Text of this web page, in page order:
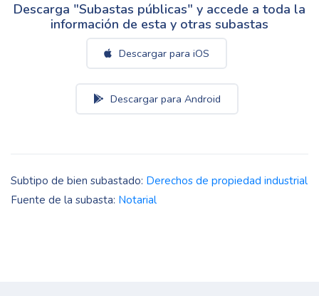
Descarga "Subastas públicas" y accede a toda la
información de esta y otras subastas
Descargar para iOS
Descargar para Android
Subtipo de bien subastado: Derechos de propiedad industrial
Fuente de la subasta: Notarial